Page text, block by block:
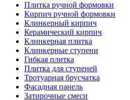
Плитка ручной формовки
Кирпич ручной формовки
Клинкерный кирпич
Керамический кирпич
Клинкерная плитка
Клинкерные ступени
Гибкая плитка
Плитка для ступеней
Тротуарная брусчатка
Фасадная панель
Затирочные смеси